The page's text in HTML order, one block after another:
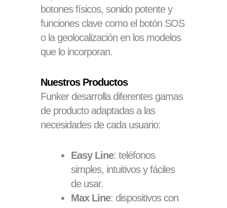
botones físicos, sonido potente y
funciones clave como el botón SOS
o la geolocalización en los modelos
que lo incorporan.
Nuestros Productos
Funker desarrolla diferentes gamas
de producto adaptadas a las
necesidades de cada usuario:
Easy Line: teléfonos
simples, intuitivos y fáciles
de usar.
Max Line: dispositivos con